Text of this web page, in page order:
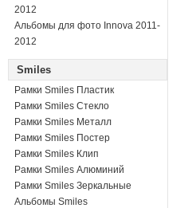
2012
Альбомы для фото Innova 2011-
2012
Smiles
Рамки Smiles Пластик
Рамки Smiles Стекло
Рамки Smiles Металл
Рамки Smiles Постер
Рамки Smiles Клип
Рамки Smiles Алюминий
Рамки Smiles Зеркальные
Альбомы Smiles